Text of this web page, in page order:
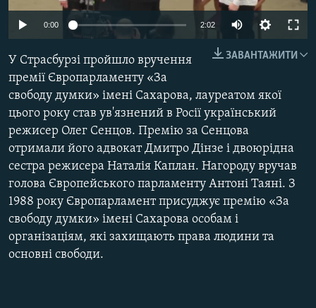
МУЛЬТИМЕДІА
ФОТО
СПЕЦПРОЄКТИ
ПОДКАСТИ
КРИМ РЕАЛІЇ
РУС
УКР
КТАТ
ДОЛУЧАЙСЯ!
0:00 2:02
ЗАВАНТАЖИТИ
У Страсбурзі пройшло вручення
премії Європарламенту «За
свободу думки» імені Сахарова, лауреатом якої
цього року став ув'язнений в Росії український
режисер Олег Сенцов. Премію за Сенцова
отримали його адвокат Дмитро Дінзе і двоюрідна
сестра режисера Наталія Каплан. Нагороду вручав
голова Європейського парламенту Антоні Таяні. З
1988 року Європарламент присуджує премію «За
свободу думки» імені Сахарова особам і
організаціям, які захищають права людини та
основні свободи.